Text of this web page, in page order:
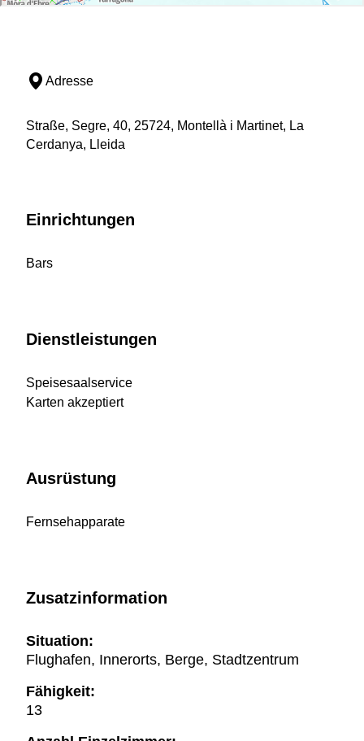
Adresse
Straße, Segre, 40, 25724, Montellà i Martinet, La
Cerdanya, Lleida
Einrichtungen
Bars
Dienstleistungen
Speisesaalservice
Karten akzeptiert
Ausrüstung
Fernsehapparate
Zusatzinformation
Situation:
Flughafen, Innerorts, Berge, Stadtzentrum
Fähigkeit:
13